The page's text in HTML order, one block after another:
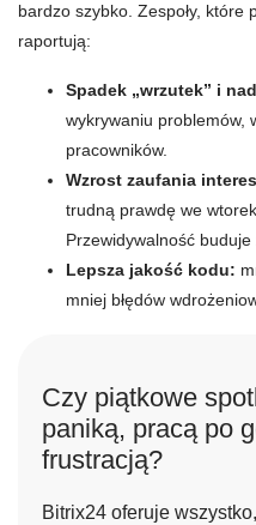
bardzo szybko. Zespoły, które
raportują:
Spadek „wrzutek” i
wykrywaniu problemów,
pracowników.
Wzrost zaufania
trudną prawdę we
Przewidywalność
Lepsza jakość kodu:
mniej błędów
Czy piątkowe
paniką, pracą po
frustracją?
Bitrix24 oferuje